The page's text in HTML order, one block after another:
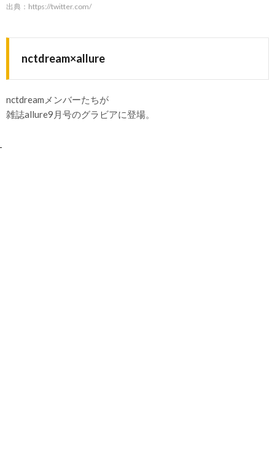
出典： https://twitter.com/
nctdream×allure
nctdreamメンバーたちが
雑誌allure9月号のグラビアに登場。